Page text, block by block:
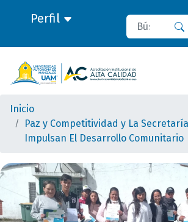
Perfil Buscar
Inicio
Paz y Competitividad y La
Impulsan El Desarrollo Comunitario